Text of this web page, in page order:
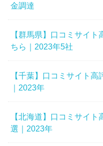
金調達
【群馬県】口コミサイ
ちら｜2023年5社
【千葉】口コミサイト
｜2023年
【北海道】口コミサイ
選｜2023年